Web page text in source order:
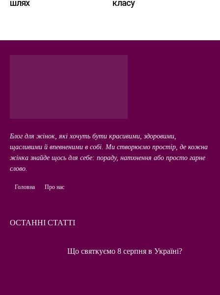
шлях класу
Блог для жінок, які хочуть бути красивими, здоровими,
щасливими й впевненими в собі. Ми створюємо простір, де кожна
жінка знайде щось для себе: пораду, натхнення або просто гарне
слово.
Головна Про нас
ОСТАННІ СТАТТІ
Що святкуємо 8 серпня в Україні?